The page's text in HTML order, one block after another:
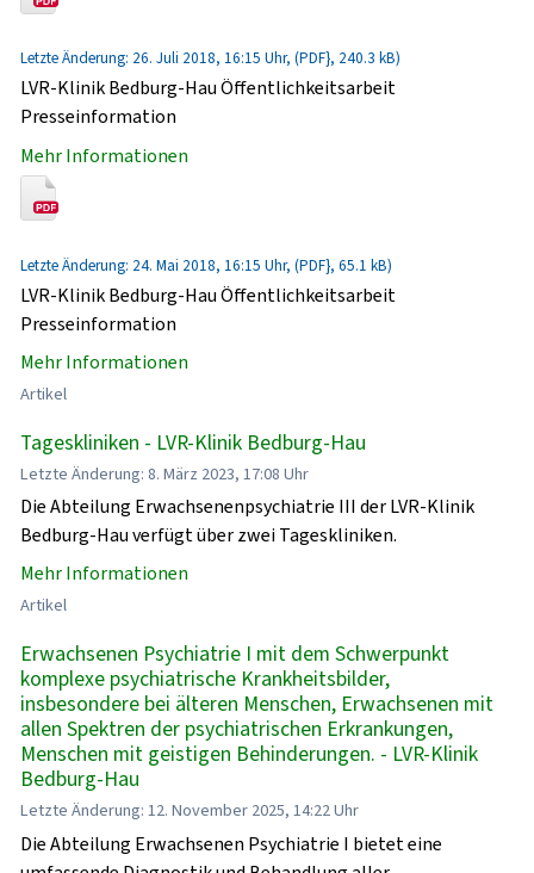
Letzte Änderung: 26. Juli 2018, 16:15 Uhr, (PDF}, 240.3 kB)
LVR-Klinik Bedburg-Hau Öffentlichkeitsarbeit
Presseinformation
Mehr Informationen
Letzte Änderung: 24. Mai 2018, 16:15 Uhr, (PDF}, 65.1 kB)
LVR-Klinik Bedburg-Hau Öffentlichkeitsarbeit
Presseinformation
Mehr Informationen
Artikel
Tageskliniken - LVR-Klinik Bedburg-Hau
Letzte Änderung: 8. März 2023, 17:08 Uhr
Die Abteilung Erwachsenenpsychiatrie III der LVR-Klinik
Bedburg-Hau verfügt über zwei Tageskliniken.
Mehr Informationen
Artikel
Erwachsenen Psychiatrie I mit dem Schwerpunkt
komplexe psychiatrische Krankheitsbilder,
insbesondere bei älteren Menschen, Erwachsenen mit
allen Spektren der psychiatrischen Erkrankungen,
Menschen mit geistigen Behinderungen. - LVR-Klinik
Bedburg-Hau
Letzte Änderung: 12. November 2025, 14:22 Uhr
Die Abteilung Erwachsenen Psychiatrie I bietet eine